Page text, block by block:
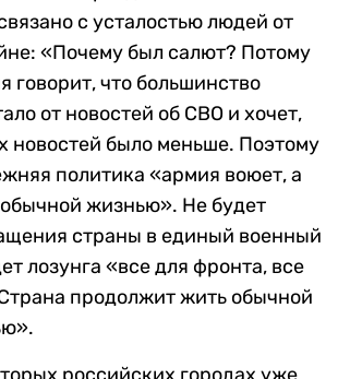
с усталостью людей от
«Почему был салют? Потому
говорит, что большинство
от новостей об СВО и хочет,
новостей было меньше. Поэтому
политика «армия воюет, а
жизнью». Не будет
страны в единый военный
лозунга «все для фронта, все
продолжит жить обычной